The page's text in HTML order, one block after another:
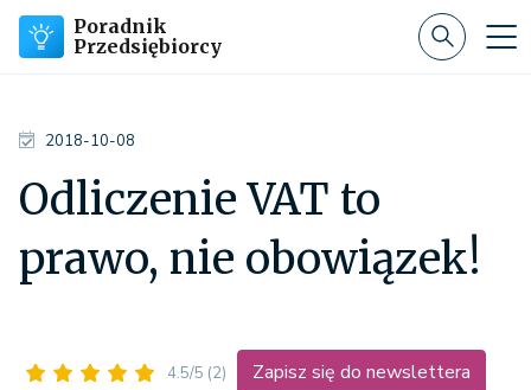
Poradnik
Przedsiębiorcy
2018-10-08
Odliczenie VAT to
prawo, nie obowiązek!
4.5/5 (2) Zapisz się do newslettera